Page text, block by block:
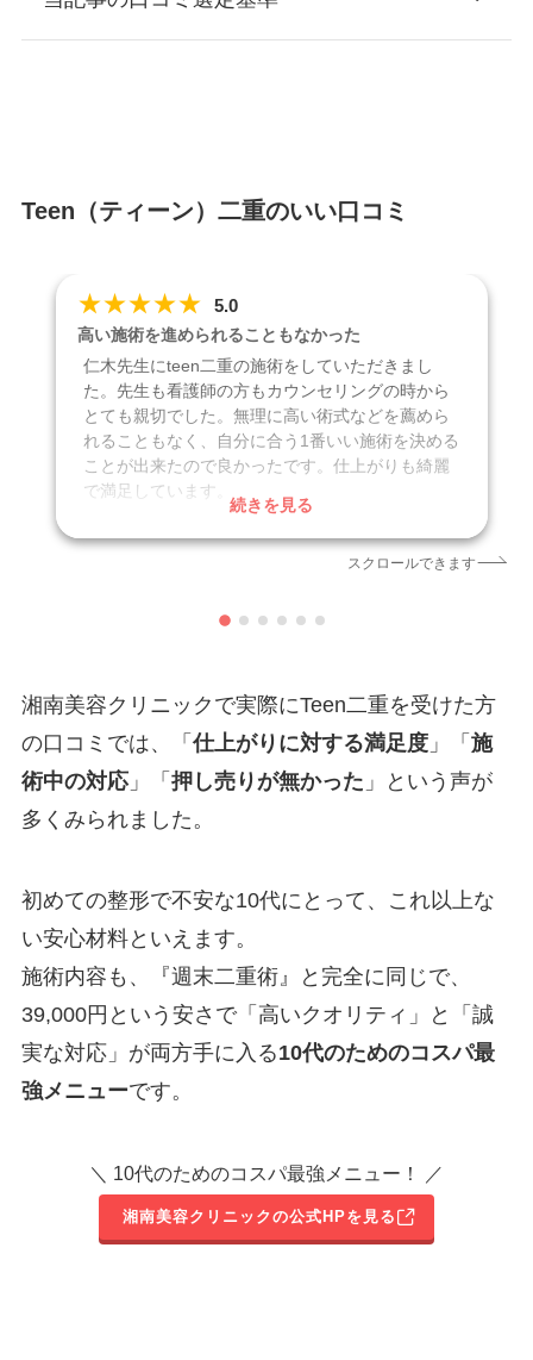
Teen（ティーン）二重のいい口コミ
★★★★★ 5.0
高い施術を進められることもなかった
仁木先生にteen二重の施術をしていただきまし
た。先生も看護師の方もカウンセリングの時から
とても親切でした。無理に高い術式などを薦めら
れることもなく、自分に合う1番いい施術を決める
ことが出来たので良かったです。仕上がりも綺麗
で満足しています。
口コミ投稿日 2025年4月
湘南美容クリニック 新宿本院
続きを見る
スクロールできます
湘南美容クリニックで実際にTeen二重を受けた方
の口コミでは、「 仕上がりに対する満足度」「 施
術中の対応」「 押し売りが無かった 」という声が
多くみられました。
初めての整形で不安な10代にとって、これ以上な
い安心材料といえます。
施術内容も、『週末二重術』と完全に同じで、
39,000円という安さで「高いクオリティ」と「誠
実な対応」が両方手に入る10代のためのコスパ最
強メニューです。
＼ 10代のためのコスパ最強メニュー！ ／
湘南美容クリニックの公式HPを見る